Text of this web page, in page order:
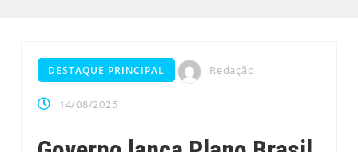
DESTAQUE PRINCIPAL Redação
14/08/2025